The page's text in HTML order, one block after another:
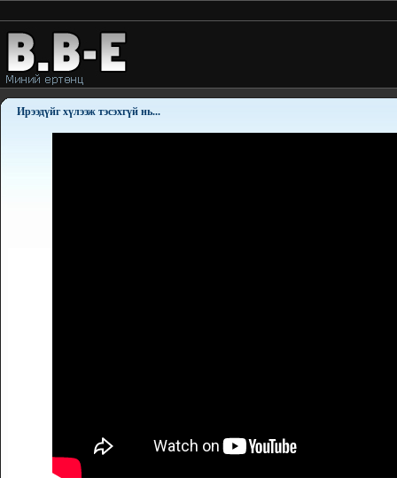
Ирээдүйг хүлээж тэсэхгүй нь...